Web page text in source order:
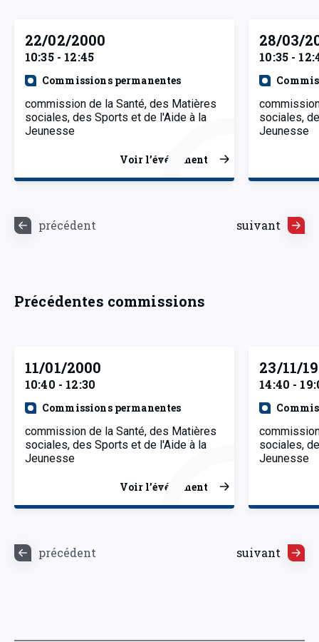
22/02/2000
10:35 - 12:45
Commissions permanentes
commission de la Santé, des Matières
sociales, des Sports et de l'Aide à la
Jeunesse
Voir l’événement
28/03/
10:35 -
sociales,
Jeunesse
précédent suivant
Précédentes commissions
11/01/2000
10:40 - 12:30
Commissions permanentes
commission de la Santé, des Matières
sociales, des Sports et de l'Aide à la
Jeunesse
Voir l’événement
23/11/
14:40 -
sociales,
Jeunesse
précédent suivant